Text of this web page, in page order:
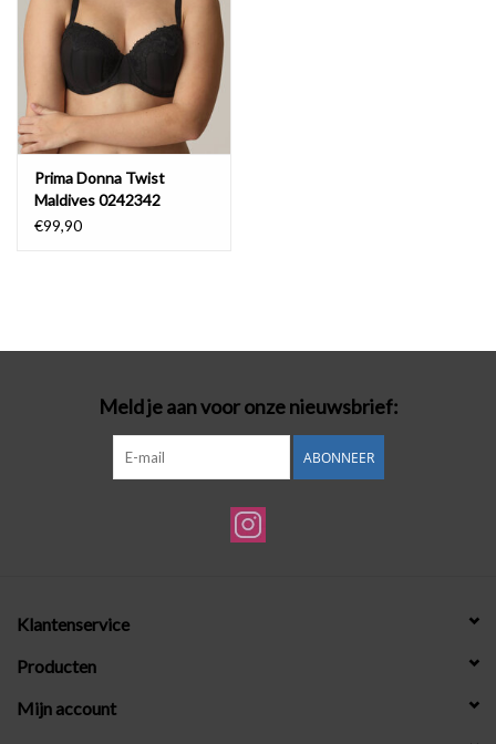
Prima Donna Twist
Maldives 0242342
€99,90
Meld je aan voor onze nieuwsbrief:
ABONNEER
Klantenservice
Producten
Mijn account